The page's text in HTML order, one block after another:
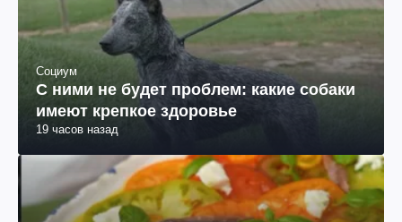
Социум
С ними не будет проблем: какие собаки
имеют крепкое здоровье
19 часов назад